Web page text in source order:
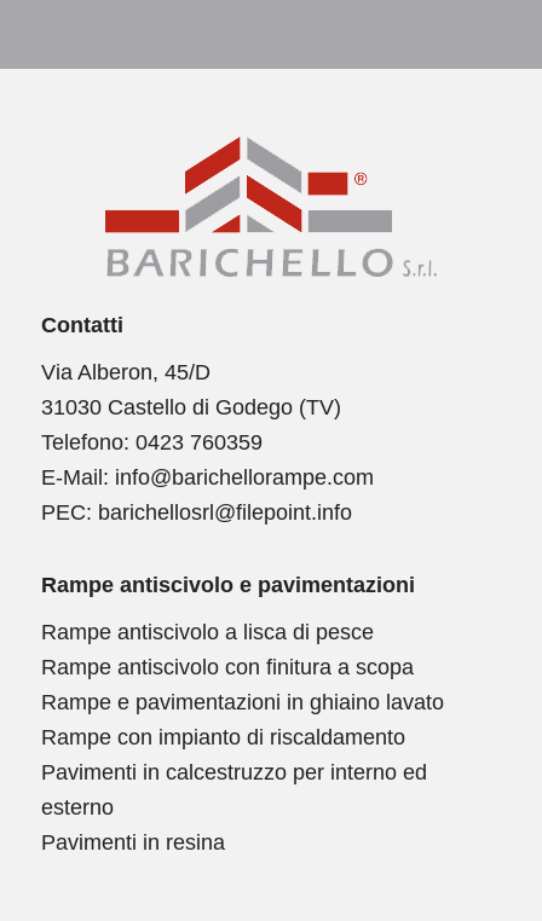
Contatti
Via Alberon, 45/D
31030 Castello di Godego (TV)
Telefono: 0423 760359
E-Mail: info@barichellorampe.com
PEC: barichellosrl@filepoint.info
Rampe antiscivolo e pavimentazioni
Rampe antiscivolo a lisca di pesce
Rampe antiscivolo con finitura a scopa
Rampe e pavimentazioni in ghiaino lavato
Rampe con impianto di riscaldamento
Pavimenti in calcestruzzo per interno ed
esterno
Pavimenti in resina